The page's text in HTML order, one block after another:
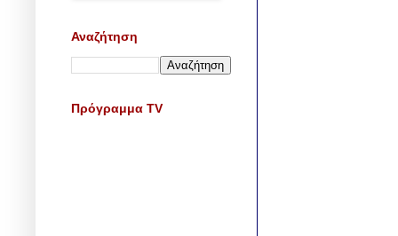
Αναζήτηση
Πρόγραμμα TV